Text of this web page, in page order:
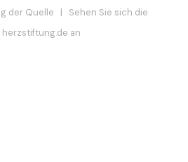
der Quelle | Sehen Sie sich die
an